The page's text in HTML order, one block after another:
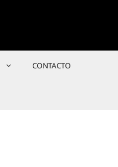
CONTACTO